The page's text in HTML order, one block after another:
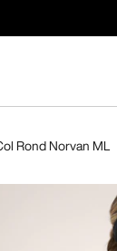
Rond Norvan ML